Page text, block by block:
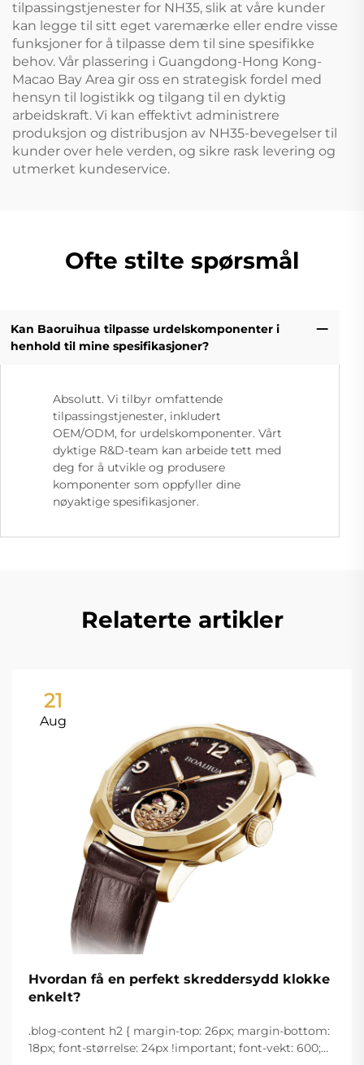
tilpassingstjenester for NH35, slik at våre kunder
kan legge til sitt eget varemærke eller endre visse
funksjoner for å tilpasse dem til sine spesifikke
behov. Vår plassering i Guangdong-Hong Kong-
Macao Bay Area gir oss en strategisk fordel med
hensyn til logistikk og tilgang til en dyktig
arbeidskraft. Vi kan effektivt administrere
produksjon og distribusjon av NH35-bevegelser til
kunder over hele verden, og sikre rask levering og
utmerket kundeservice.
Ofte stilte spørsmål
Kan Baoruihua tilpasse urdelskomponenter i
henhold til mine spesifikasjoner?
Absolutt. Vi tilbyr omfattende
tilpassingstjenester, inkludert
OEM/ODM, for urdelskomponenter. Vårt
dyktige R&D-team kan arbeide tett med
deg for å utvikle og produsere
komponenter som oppfyller dine
nøyaktige spesifikasjoner.
Relaterte artikler
21
Aug
Hvordan få en perfekt skreddersydd klokke
enkelt?
.blog-content h2 { margin-top: 26px; margin-bottom:
18px; font-størrelse: 24px !important; font-vekt: 600;